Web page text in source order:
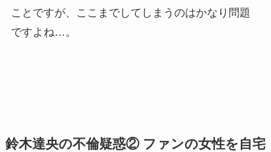
ことですが、ここまでしてしまうのはかなり問題
ですよね…。
鈴木達央の不倫疑惑② ファンの女性を自宅